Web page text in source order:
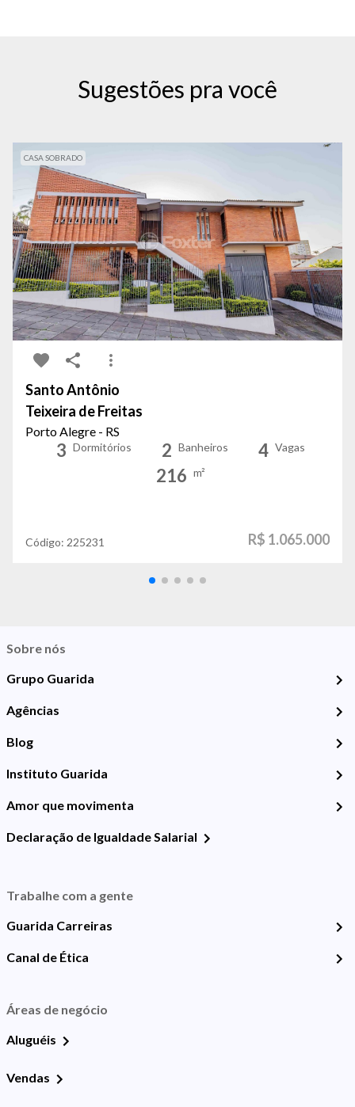
Sugestões pra você
CASA SOBRADO
Santo Antônio
Teixeira de Freitas
Porto Alegre - RS
3 Dormitórios 2 Banheiros 4 Vagas
216 m²
Código: 225231 R$ 1.065.000
Sobre nós
Grupo Guarida
Agências
Blog
Instituto Guarida
Amor que movimenta
Declaração de Igualdade Salarial
Trabalhe com a gente
Guarida Carreiras
Canal de Ética
Áreas de negócio
Aluguéis
Vendas